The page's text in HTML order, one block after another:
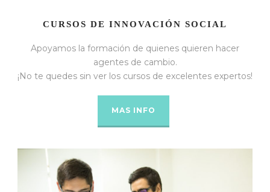
CURSOS DE INNOVACIÓN SOCIAL
Apoyamos la formación de quienes quieren hacer
agentes de cambio.
¡No te quedes sin ver los cursos de excelentes expertos!
MAS INFO